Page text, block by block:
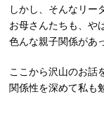
しかし、そんなリー
お母さんたちも、や
色んな親子関係があ
ここから沢山のお話
関係性を深めて私も